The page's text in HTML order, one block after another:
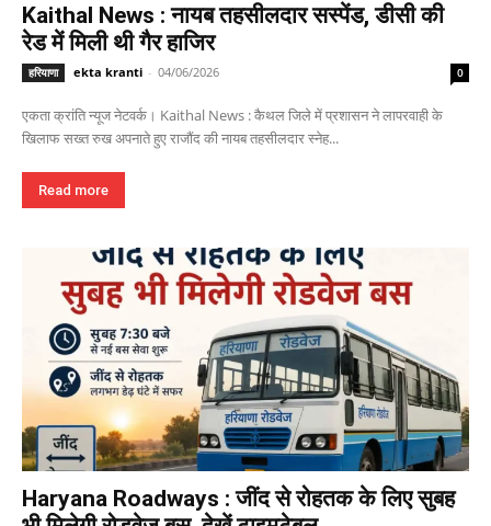
Kaithal News : नायब तहसीलदार सस्पेंड, डीसी की
रेड में मिली थी गैर हाजिर
हरियाणा ekta kranti - 04/06/2026 0
एकता क्रांति न्यूज नेटवर्क। Kaithal News : कैथल जिले में प्रशासन ने लापरवाही के
खिलाफ सख्त रुख अपनाते हुए राजौंद की नायब तहसीलदार स्नेह...
Read more
Haryana Roadways : जींद से रोहतक के लिए सुबह